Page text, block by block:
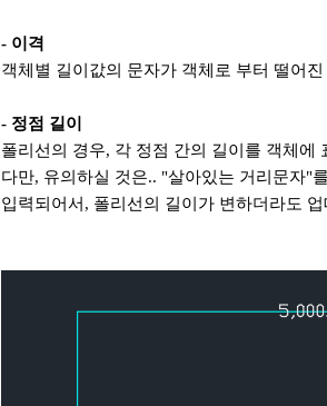
- 이격
객체별 길이값의 문자가 객체로 부터 떨어
- 정점 길이
폴리선의 경우, 각 정점 간의 길이를 객체에
다만, 유의하실 것은.. "살아있는 거리문자"
입력되어서, 폴리선의 길이가 변하더라도